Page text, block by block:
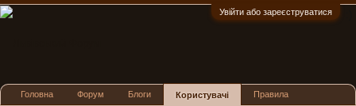
Увійти або зареєструватися
Головна Форум Блоги Користувачі Правила